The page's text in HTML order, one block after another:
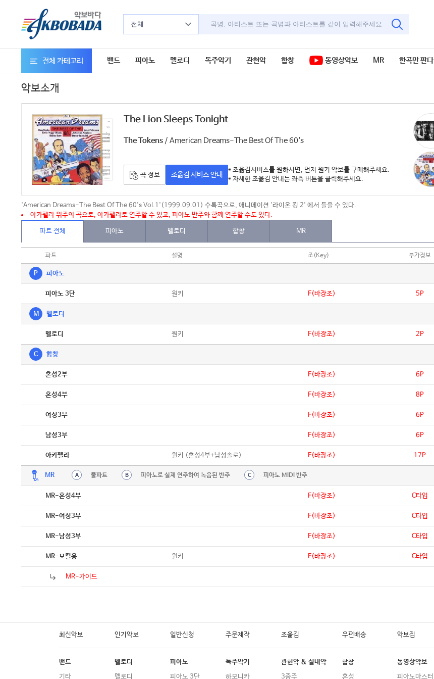
전체
전체 카테고리 밴드 피아노 멜로디 독주악기 관현악 합창 동영상악보 MR 한곡만 판다
악보소개
The Lion Sleeps Tonight
The Tokens / American Dreams-The Best Of The 60's
곡 정보 조옮김 서비스 안내
* 조옮김서비스를 원하시면, 먼저 원키 악보를 구매해주세요.
* 자세한 조옮김 안내는 좌측 버튼을 클릭해주세요.
'American Dreams-The Best Of The 60's Vol.1'(1999.09.01) 수록곡으로, 애니메이션 '라이온 킹 2' 에서 들을 수 있다.
아카펠라 위주의 곡으로, 아카펠라로 연주할 수 있고, 피아노 반주와 함께 연주할 수도 있다.
파트 전체 피아노 멜로디 합창 MR
파트 설명 조(Key) 부가정보
P 피아노
피아노 3단 원키 F(바장조) 5P
M 멜로디
멜로디 원키 F(바장조) 2P
C 합창
혼성2부 F(바장조) 6P
혼성4부 F(바장조) 8P
여성3부 F(바장조) 6P
남성3부 F(바장조) 6P
아카펠라 원키 (혼성4부+남성솔로) F(바장조) 17P
MR A 풀파트 B 피아노로 실제 연주하여 녹음된 반주 C 피아노 MIDI 반주
MR-혼성4부 F(바장조) C타입
MR-여성3부 F(바장조) C타입
MR-남성3부 F(바장조) C타입
MR-보컬용 원키 F(바장조) C타입
MR-가이드
최신악보 인기악보 일반신청 주문제작 조옮김 우편배송 악보집
밴드
기타
멜로디
멜로디
피아노
피아노 3단
독주악기
하모니카
관현악 & 실내악
3중주
합창
혼성
동영상악보
피아노마스터